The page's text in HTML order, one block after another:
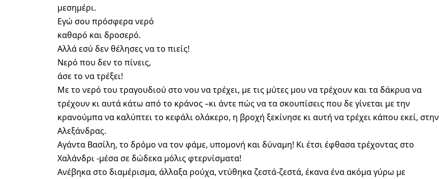
μεσημέρι.
Εγώ σου πρόσφερα νερό
καθαρό και δροσερό.
Αλλά εσύ δεν θέλησες να το πιείς!
Νερό που δεν το πίνεις,
άσε το να τρέξει!
Με το νερό του τραγουδιού στο νου να τρέχει, με τις μύτες μου να τρέχουν και τα δάκρυα να
τρέχουν κι αυτά κάτω από το κράνος –κι άντε πώς να τα σκουπίσεις που δε γίνεται με την
κρανούμπα να καλύπτει το κεφάλι ολάκερο, η βροχή ξεκίνησε κι αυτή να τρέχει κάπου εκεί, στην
Αλεξάνδρας.
Αγάντα Βασίλη, το δρόμο να τον φάμε, υπομονή και δύναμη! Κι έτσι έφθασα τρέχοντας στο
Χαλάνδρι -μέσα σε δώδεκα μόλις φτερνίσματα!
Ανέβηκα στο διαμέρισμα, άλλαξα ρούχα, ντύθηκα ζεστά-ζεστά, έκανα ένα ακόμα γύρω με